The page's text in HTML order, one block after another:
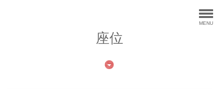
MENU
座位